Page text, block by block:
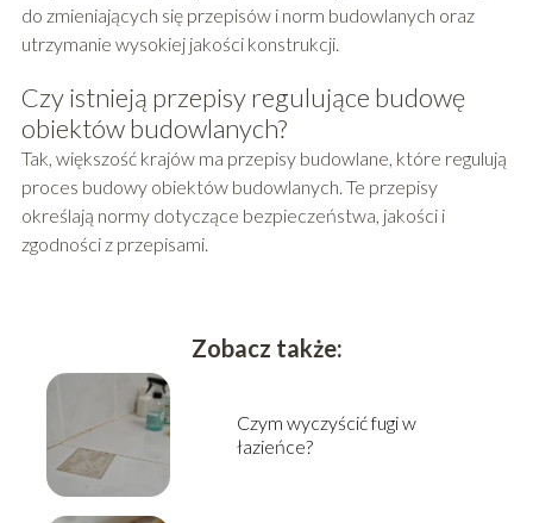
do zmieniających się przepisów i norm budowlanych oraz
utrzymanie wysokiej jakości konstrukcji.
Czy istnieją przepisy regulujące budowę
obiektów budowlanych?
Tak, większość krajów ma przepisy budowlane, które regulują
proces budowy obiektów budowlanych. Te przepisy
określają normy dotyczące bezpieczeństwa, jakości i
zgodności z przepisami.
Zobacz także:
Czym wyczyścić fugi w
łazieńce?